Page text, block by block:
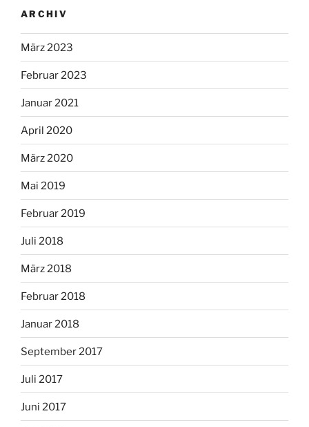
ARCHIV
März 2023
Februar 2023
Januar 2021
April 2020
März 2020
Mai 2019
Februar 2019
Juli 2018
März 2018
Februar 2018
Januar 2018
September 2017
Juli 2017
Juni 2017